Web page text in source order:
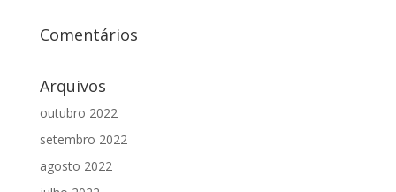
Comentários
Arquivos
outubro 2022
setembro 2022
agosto 2022